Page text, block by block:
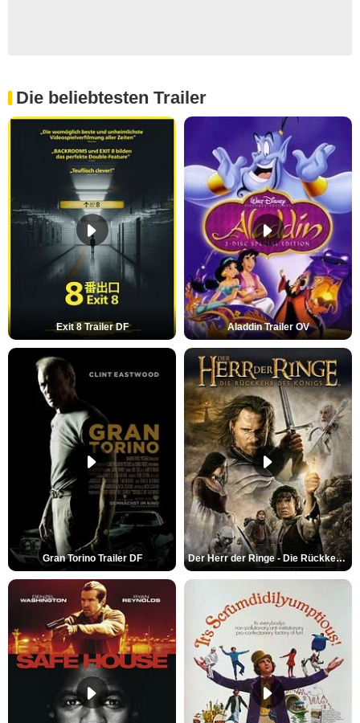
Die beliebtesten Trailer
Exit 8 Trailer DF Aladdin Trailer OV
Gran Torino Trailer DF Der Herr der Ringe - Die Rückkehr des Königs Trailer OV